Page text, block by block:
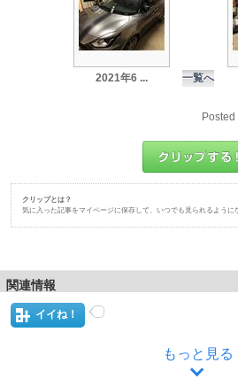
2021年6 ... 一覧へ
クリップとは？
気に入った記事をマイページに保存して、いつでも見られるように
関連情報
イイね！
もっと見る